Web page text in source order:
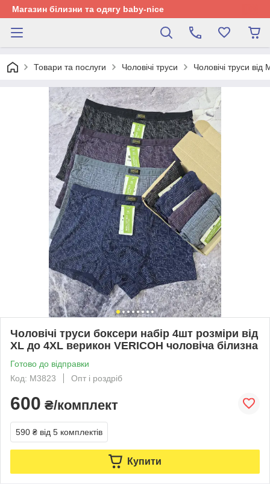
Магазин білизни та одягу baby-nice
Товари та послуги Чоловічі труси Чоловічі труси
Чоловічі труси боксери набір 4шт розміри від
XL до 4XL верикон VERICOH чоловіча білизна
Готово до відправки
Код: M3823
Опт і роздріб
600 ₴/комплект
590 ₴ від 5 комплектів
Купити